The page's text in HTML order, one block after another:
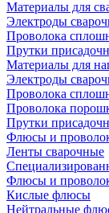
Материалы для
Электроды
Проволока
Прутки
Материалы для
Электроды
Проволока
Проволока
Прутки
Флюсы и
Ленты сварочные
Флюсы и
Кислые флюсы
Нейтральные